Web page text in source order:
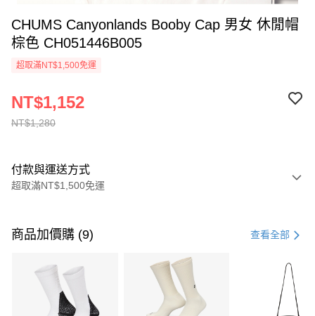
CHUMS Canyonlands Booby Cap 男女 休閒帽
棕色 CH051446B005
超取滿NT$1,500免運
NT$1,280
NT$1,152
付款與運送方式
超取滿NT$1,500免運
信用卡一次付款
3 期 0 利率 每期 21家銀行
合作金庫商業銀行
第一商業銀行
商品加價購 (9) 查看全部